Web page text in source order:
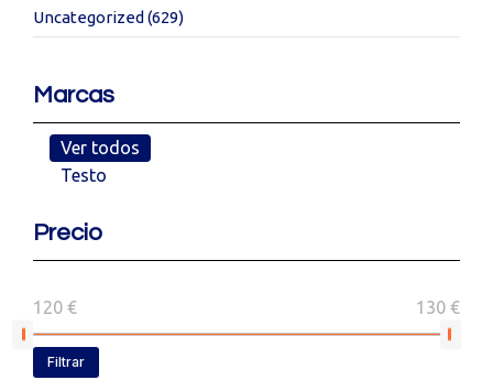
Uncategorized (629)
Marcas
Ver todos
Testo
Precio
120 € 130 €
Filtrar